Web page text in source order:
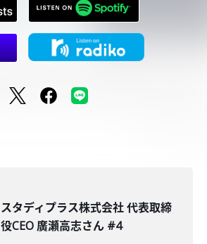
スタディプラス株式会社 代表取締
役CEO 廣瀬高志さん #4